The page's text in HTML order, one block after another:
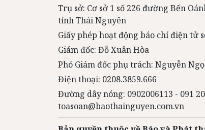
Trụ sở: Cơ sở 1 số 226 đường Bến
tỉnh Thái Nguyên
Giấy phép hoạt động báo chí điện tử
Giám đốc: Đỗ Xuân Hòa
Phó Giám đốc phụ trách: Nguyễn
Điện thoại: 0208.3859.666
Đường dây nóng: 0902006113 - 091
toasoan@baothainguyen.com.vn